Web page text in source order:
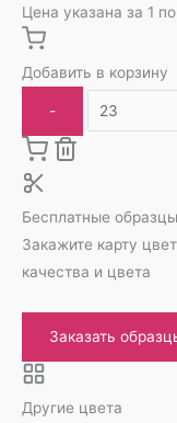
Цена указана за 1
Добавить в корзину
-
Бесплатные образцы
Закажите карту
качества и цвета
Заказать
Другие цвета